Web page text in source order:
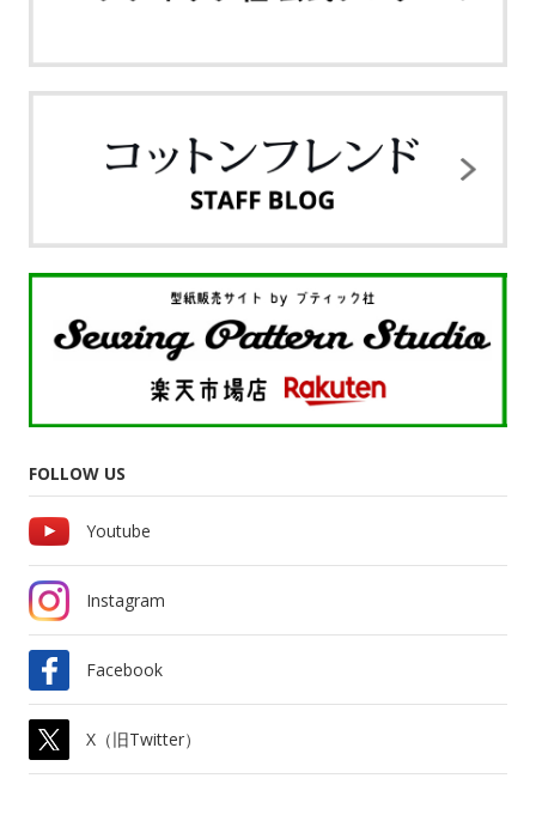
FOLLOW US
Youtube
Instagram
Facebook
X（旧Twitter）